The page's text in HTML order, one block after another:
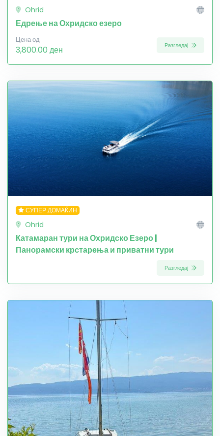
Ohrid
Едрење на Охридско езеро
Цена од
3,800.00 ден Разгледај
СУПЕР ДОМАЌИН
Ohrid
Катамаран тури на Охридско Езеро |
Панорамски крстарења и приватни тури
Разгледај